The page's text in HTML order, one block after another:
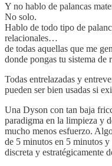
Y no hablo de palancas
No solo.
Hablo de todo tipo de
relacionales…
de todas aquellas que me
donde pongas tu sistema de
Todas entrelazadas y
pueden ser bien usadas si
Una Dyson con tan baja
paradigma en la limpieza y
mucho menos esfuerzo.
de 5 minutos en 5 minutos
discreta y estratégicamente